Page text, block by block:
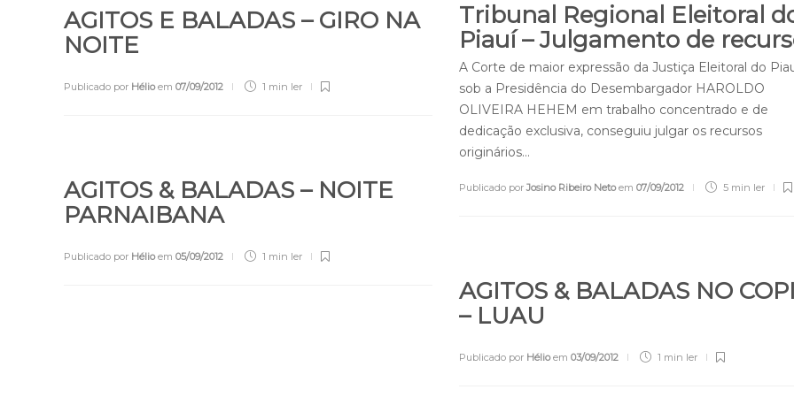
Tribunal Regional Eleitoral
Piauí – Julgamento de
A Corte de maior expressão da Justiça Eleitoral do
sob a Presidência do Desembargador HAROLDO
OLIVEIRA HEHEM em trabalho concentrado e de
dedicação exclusiva, conseguiu julgar os recursos
originários…
Publicado porJosino Ribeiro Netoem 07/09/2012 5 min ler
AGITOS E BALADAS – GIRO NA
NOITE
Publicado por Hélioem 07/09/2012 1 min ler
AGITOS & BALADAS – NOITE
PARNAIBANA
Publicado por Hélioem 05/09/2012 1 min ler
AGITOS & BALADAS NO
– LUAU
Publicado por Hélioem 03/09/2012 1 min ler